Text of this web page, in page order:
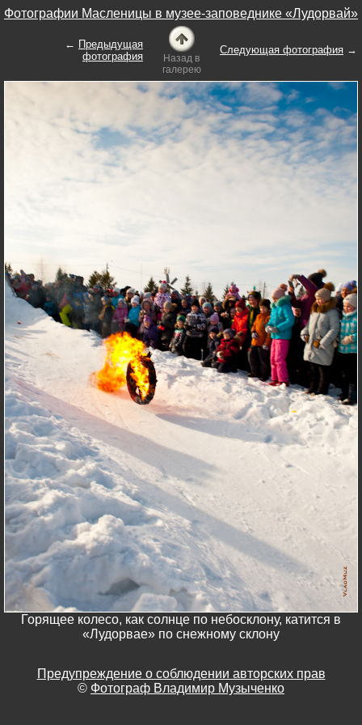
Фотографии Масленицы в музее-заповеднике «Лудорвай»
← Предыдущая
фотография
Назад в
галерею
Следующая фотография →
Горящее колесо, как солнце по небосклону, катится в
«Лудорвае» по снежному склону
Предупреждение о соблюдении авторских прав
© Фотограф Владимир Музыченко